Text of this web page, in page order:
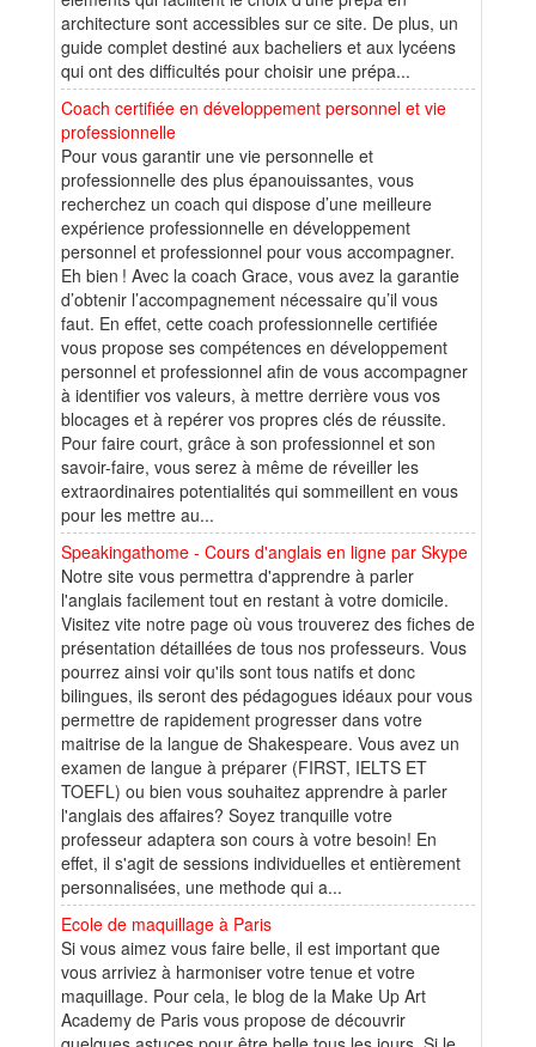
architecture sont accessibles sur ce site. De plus, un
guide complet destiné aux bacheliers et aux lycéens
qui ont des difficultés pour choisir une prépa...
Coach certifiée en développement personnel et vie
professionnelle
Pour vous garantir une vie personnelle et
professionnelle des plus épanouissantes, vous
recherchez un coach qui dispose d’une meilleure
expérience professionnelle en développement
personnel et professionnel pour vous accompagner.
Eh bien ! Avec la coach Grace, vous avez la garantie
d’obtenir l’accompagnement nécessaire qu’il vous
faut. En effet, cette coach professionnelle certifiée
vous propose ses compétences en développement
personnel et professionnel afin de vous accompagner
à identifier vos valeurs, à mettre derrière vous vos
blocages et à repérer vos propres clés de réussite.
Pour faire court, grâce à son professionnel et son
savoir-faire, vous serez à même de réveiller les
extraordinaires potentialités qui sommeillent en vous
pour les mettre au...
Speakingathome - Cours d'anglais en ligne par Skype
Notre site vous permettra d'apprendre à parler
l'anglais facilement tout en restant à votre domicile.
Visitez vite notre page où vous trouverez des fiches de
présentation détaillées de tous nos professeurs. Vous
pourrez ainsi voir qu'ils sont tous natifs et donc
bilingues, ils seront des pédagogues idéaux pour vous
permettre de rapidement progresser dans votre
maitrise de la langue de Shakespeare. Vous avez un
examen de langue à préparer (FIRST, IELTS ET
TOEFL) ou bien vous souhaitez apprendre à parler
l'anglais des affaires? Soyez tranquille votre
professeur adaptera son cours à votre besoin! En
effet, il s'agit de sessions individuelles et entièrement
personnalisées, une methode qui a...
Ecole de maquillage à Paris
Si vous aimez vous faire belle, il est important que
vous arriviez à harmoniser votre tenue et votre
maquillage. Pour cela, le blog de la Make Up Art
Academy de Paris vous propose de découvrir